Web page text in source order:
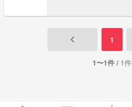
keyboard_arrow_left 1
1〜1件 / 1件